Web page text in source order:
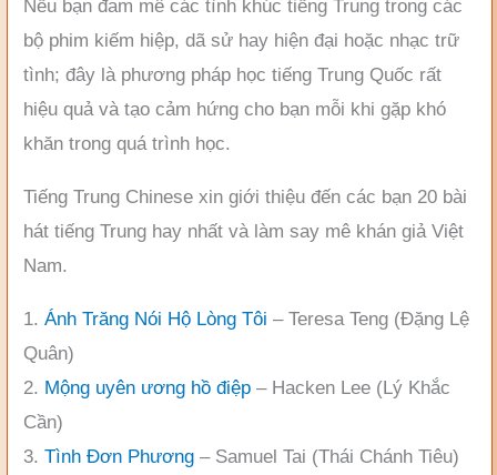
Nếu bạn đam mê các tình khúc tiếng Trung trong các
bộ phim kiếm hiệp, dã sử hay hiện đại hoặc nhạc trữ
tình; đây là phương pháp học tiếng Trung Quốc rất
hiệu quả và tạo cảm hứng cho bạn mỗi khi gặp khó
khăn trong quá trình học.
Tiếng Trung Chinese xin giới thiệu đến các bạn 20 bài
hát tiếng Trung hay nhất và làm say mê khán giả Việt
Nam.
1. Ánh Trăng Nói Hộ Lòng Tôi – Teresa Teng (Đặng Lệ
Quân)
2. Mộng uyên ương hồ điệp – Hacken Lee (Lý Khắc
Cần)
3. Tình Đơn Phương – Samuel Tai (Thái Chánh Tiêu)